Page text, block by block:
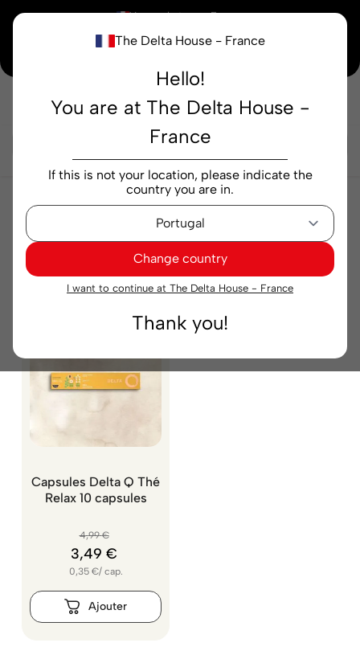
The Delta House - France
Hello!
You are at The Delta House -
France
If this is not your location, please indicate the
country you are in.
Change country
I want to continue at The Delta House - France
Thank you!
× Vous achetez en France
Notre nouvelle maison peaufine encore ses derniers détails. Merci de votre
Thés et Infusions Capsules
Capsules
Pertinence Filtre
Capsules Delta Q Thé
Relax 10 capsules
4,99 €
3,49 €
0,35 €/ cap.